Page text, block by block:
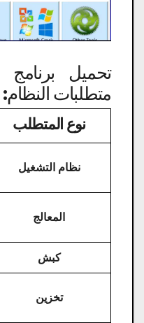
متطلبات النظام:
نوع المتطلب
نظام التشغيل
المعالج
كبش
تخزين